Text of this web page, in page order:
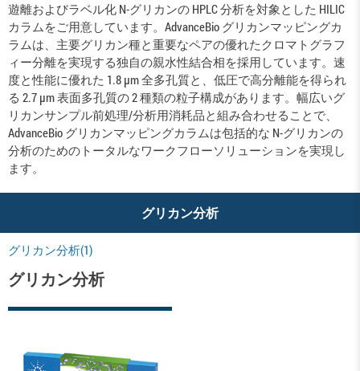
遊離およびラベル化 N-グリカンの HPLC 分析を対象とした HILIC
カラムをご用意しています。AdvanceBio グリカンマッピングカ
ラムは、主要グリカン種と重要なペアの優れたクロマトグラフ
ィー分離を実現する独自の親水性結合相を採用しています。速
度と性能に優れた 1.8 µm 全多孔質と、低圧で高分離能を得られ
る 2.7 µm 表面多孔質の 2 種類の粒子構成があります。幅広いグ
リカンサンプル前処理/分析用消耗品と組み合わせることで、
AdvanceBio グリカンマッピングカラムは包括的な N-グリカンの
分析のためのトータルなワークフローソリューションを実現し
ます。
グリカン分析
グリカン分析(1)
グリカン分析